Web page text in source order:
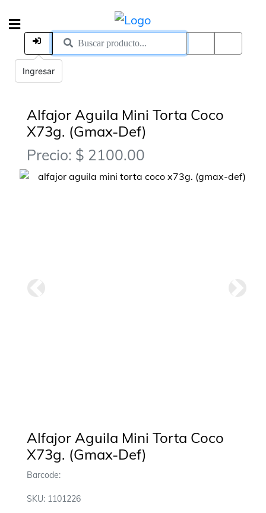
Alfajor Aguila Mini Torta Coco
X73g. (Gmax-Def)
Precio: $ 2100.00
Alfajor Aguila Mini Torta Coco
X73g. (Gmax-Def)
Barcode:
SKU: 1101226
Ingresar